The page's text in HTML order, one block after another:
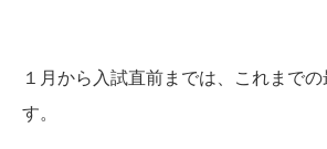
１月から入試直前までは、これまで
す。